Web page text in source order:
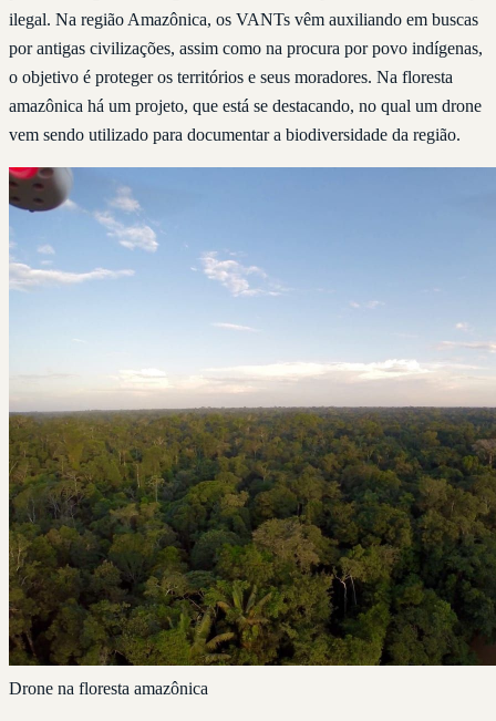
ilegal. Na região Amazônica, os VANTs vêm auxiliando em buscas
por antigas civilizações, assim como na procura por povo indígenas,
o objetivo é proteger os territórios e seus moradores. Na floresta
amazônica há um projeto, que está se destacando, no qual um drone
vem sendo utilizado para documentar a biodiversidade da região.
Drone na floresta amazônica